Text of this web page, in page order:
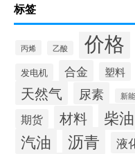
标签
丙烯 乙酸 价格
发电机 合金 塑料
天然气 尿素 新
期货 材料 柴油
汽油 沥青 液